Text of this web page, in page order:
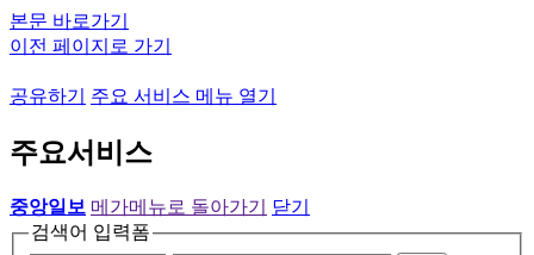
본문 바로가기
이전 페이지로 가기
공유하기 주요 서비스 메뉴 열기
주요서비스
중앙일보 메가메뉴로 돌아가기
닫기
검색어 입력폼